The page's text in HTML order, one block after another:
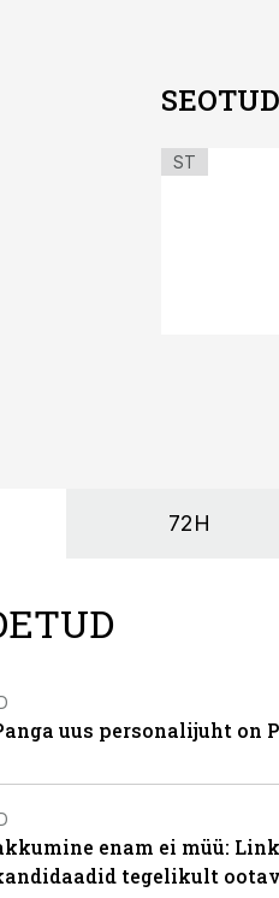
ST
72H
uus personalijuht on
enam ei müü:
tegelikult